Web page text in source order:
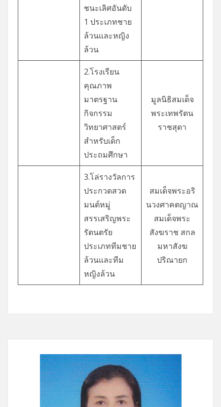
ชนะเลิศอันดับ
1 ประเภทชาย
ล้วนและหญิง
ล้วน
2.โรงเรียน
คุณภาพ
มาตรฐาน
กิจกรรม
วิทยาศาสตร์
สำหรับเด็ก
ประถมศึกษา
มูลนิธิสมเด็จ
พระเทพรัตน
ราชสุดา
3.โล่รางวัลการ
ประกวดสวด
มนต์หมู่
สรรเสริญพระ
รัตนตรัย
ประเภททีมชาย
ล้วนและทีม
หญิงล้วน
สมเด็จพระอริ
นวงศาคตญาณ
สมเด็จพระ
สังฆราช สกล
มหาสังฆ
ปริณายก